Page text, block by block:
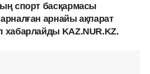
спорт басқармасы
арнайы ақпарат
KAZ.NUR.KZ.